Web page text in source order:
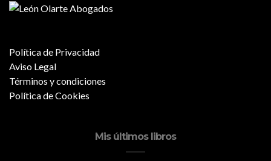
Política de Privacidad
Aviso Legal
Términos y condiciones
Política de Cookies
Mis últimos libros